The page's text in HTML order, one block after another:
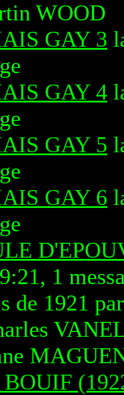
WOOD
GAY 3
GAY 4
GAY 5
GAY 6
1
de 1921